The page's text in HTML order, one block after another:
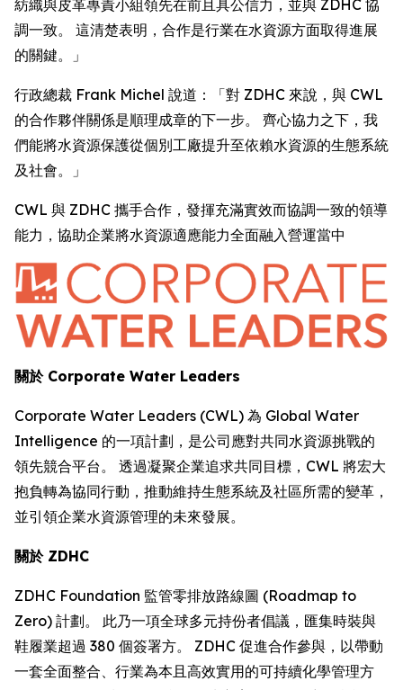
紡織與皮革專責小組領先在前且具公信力，並與 ZDHC 協
調一致。 這清楚表明，合作是行業在水資源方面取得進展
的關鍵。」
行政總裁 Frank Michel 說道：「對 ZDHC 來說，與 CWL
的合作夥伴關係是順理成章的下一步。 齊心協力之下，我
們能將水資源保護從個別工廠提升至依賴水資源的生態系統
及社會。」
CWL 與 ZDHC 攜手合作，發揮充滿實效而協調一致的領導
能力，協助企業將水資源適應能力全面融入營運當中
關於 Corporate Water Leaders
Corporate Water Leaders (CWL) 為 Global Water
Intelligence 的一項計劃，是公司應對共同水資源挑戰的
領先競合平台。 透過凝聚企業追求共同目標，CWL 將宏大
抱負轉為協同行動，推動維持生態系統及社區所需的變革，
並引領企業水資源管理的未來發展。
關於 ZDHC
ZDHC Foundation 監管零排放路線圖 (Roadmap to
Zero) 計劃。 此乃一項全球多元持份者倡議，匯集時裝與
鞋履業超過 380 個簽署方。 ZDHC 促進合作參與，以帶動
一套全面整合、行業為本且高效實用的可持續化學管理方